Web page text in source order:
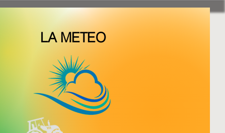
LA METEO